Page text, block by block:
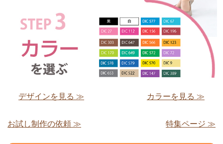
デザインを見る ≫ カラーを見る ≫
お試し制作の依頼 ≫ 特集ページ ≫